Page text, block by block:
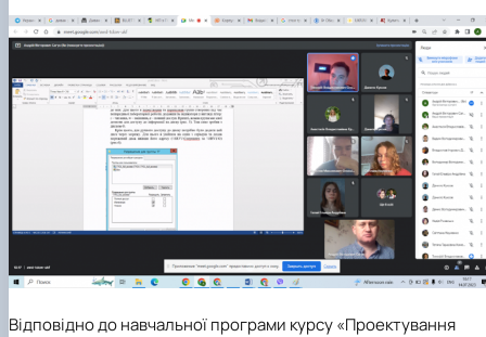
Відповідно до навчальної програми курсу «Проектування